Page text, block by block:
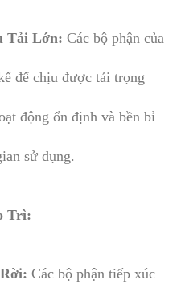
Tải Lớn: Các bộ phận của
để chịu được tải trọng
động ổn định và bền bỉ
sử dụng.
Trì:
Các bộ phận tiếp xúc